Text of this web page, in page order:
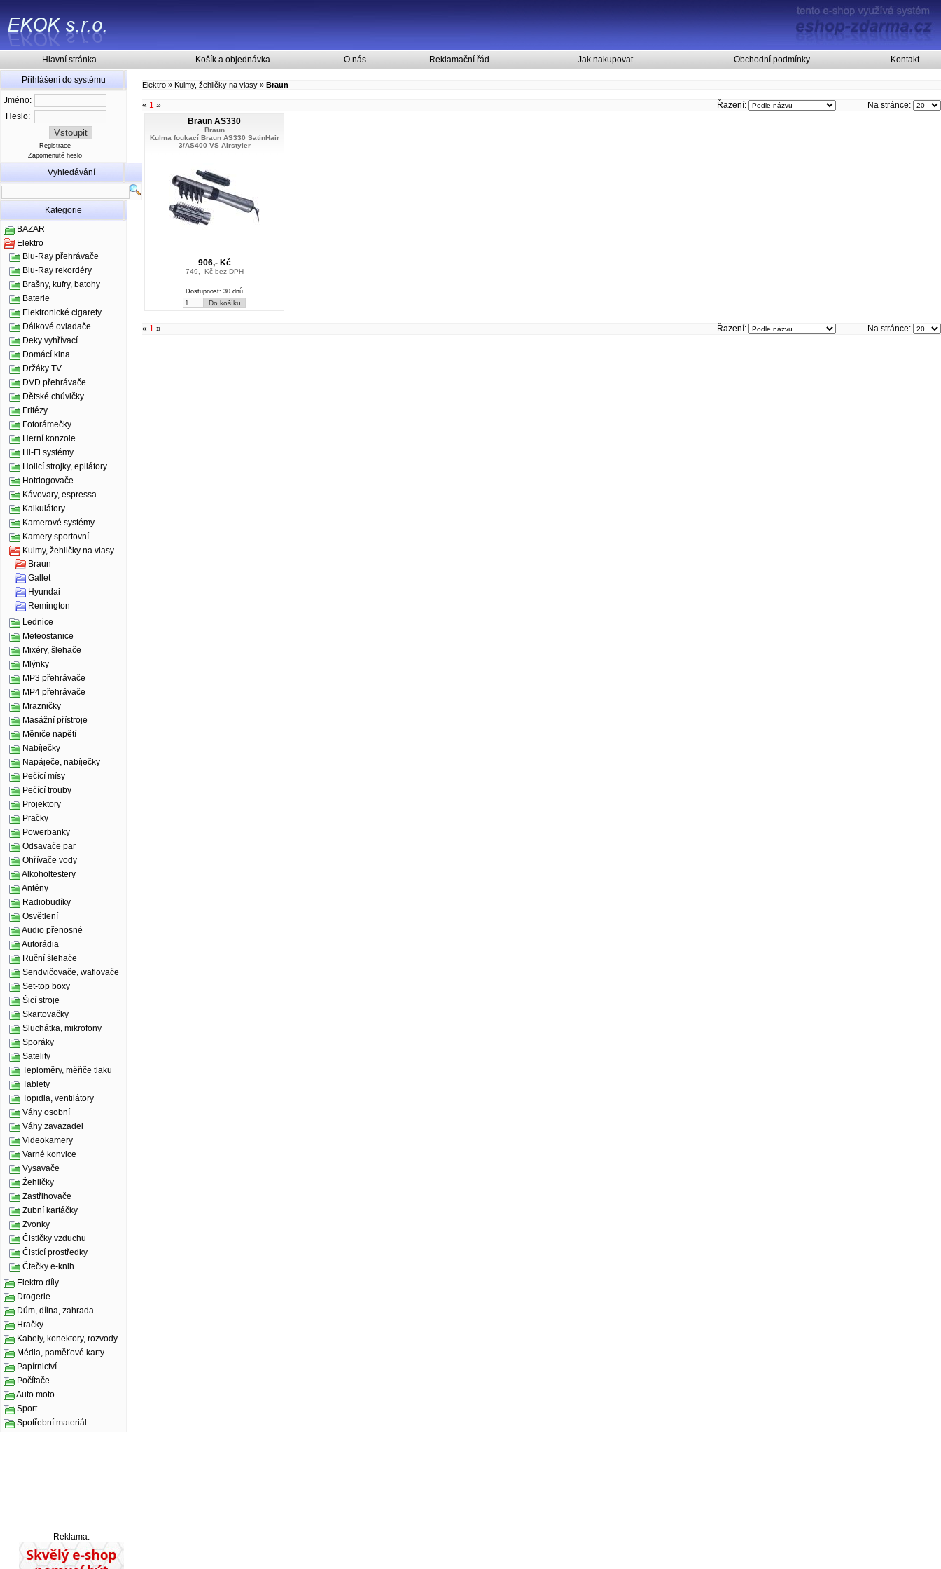
Hlavní stránka Košík a objednávka O nás Reklamační řád Jak nakupovat Obchodní podmínky Kontakt
Přihlášení do systému
Jméno:
Heslo:
Registrace
Zapomenuté heslo
Vyhledávání
Kategorie
BAZAR
Elektro
Blu-Ray přehrávače
Blu-Ray rekordéry
Brašny, kufry, batohy
Baterie
Elektronické cigarety
Dálkové ovladače
Deky vyhřívací
Domácí kina
Držáky TV
DVD přehrávače
Dětské chůvičky
Fritézy
Fotorámečky
Herní konzole
Hi-Fi systémy
Holicí strojky, epilátory
Hotdogovače
Kávovary, espressa
Kalkulátory
Kamerové systémy
Kamery sportovní
Kulmy, žehličky na vlasy
Braun
Gallet
Hyundai
Remington
Lednice
Meteostanice
Mixéry, šlehače
Mlýnky
MP3 přehrávače
MP4 přehrávače
Mrazničky
Masážní přístroje
Měniče napětí
Nabíječky
Napáječe, nabíječky
Pečící mísy
Pečící trouby
Projektory
Pračky
Powerbanky
Odsavače par
Ohřívače vody
Alkoholtestery
Antény
Radiobudíky
Osvětlení
Audio přenosné
Autorádia
Ruční šlehače
Sendvičovače, waflovače
Set-top boxy
Šicí stroje
Skartovačky
Sluchátka, mikrofony
Sporáky
Satelity
Teploměry, měřiče tlaku
Tablety
Topidla, ventilátory
Váhy osobní
Váhy zavazadel
Videokamery
Varné konvice
Vysavače
Žehličky
Zastřihovače
Zubní kartáčky
Zvonky
Čističky vzduchu
Čistící prostředky
Čtečky e-knih
Elektro díly
Drogerie
Dům, dílna, zahrada
Hračky
Kabely, konektory, rozvody
Média, paměťové karty
Papírnictví
Počítače
Auto moto
Sport
Spotřební materiál
Reklama:
Elektro » Kulmy, žehličky na vlasy » Braun
« 1 » Řazení:
Na stránce:
Braun AS330
Braun
Kulma foukací Braun AS330 SatinHair
3/AS400 VS Airstyler
906,- Kč
749,- Kč bez DPH
Dostupnost: 30 dnů
« 1 » Řazení: Na stránce: